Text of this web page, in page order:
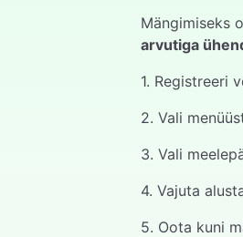
Mängimiseks
arvutiga
1. Registreeri
2. Vali
3. Vali
4. Vajuta
5. Oota kuni